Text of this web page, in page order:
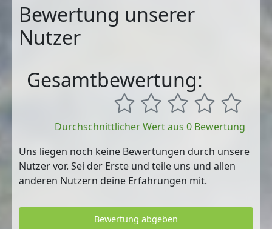
Bewertung unserer
Nutzer
Gesamtbewertung:
Durchschnittlicher Wert aus 0 Bewertung
Uns liegen noch keine Bewertungen durch unsere
Nutzer vor. Sei der Erste und teile uns und allen
anderen Nutzern deine Erfahrungen mit.
Bewertung abgeben